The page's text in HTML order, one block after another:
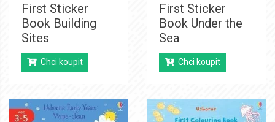
First Sticker
Book Building
Sites
Chci koupit
First Sticker
Book Under the
Sea
Chci koupit